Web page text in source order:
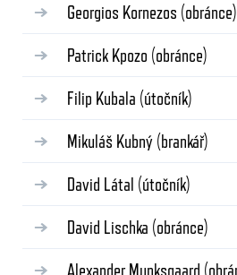
Georgios Kornezos (obránce)
Patrick Kpozo (obránce)
Filip Kubala (útočník)
Mikuláš Kubný (brankář)
David Látal (útočník)
David Lischka (obránce)
Alexander Munksgaard